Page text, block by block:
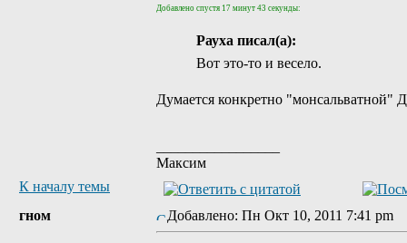
Добавлено спустя 17 минут 43 секунды:
Рауха писал(а):
Вот это-то и весело.
Думается конкретно "монсальватной"
Максим
К началу темы
гном
Добавлено: Пн Окт 10, 2011 7:41 pm